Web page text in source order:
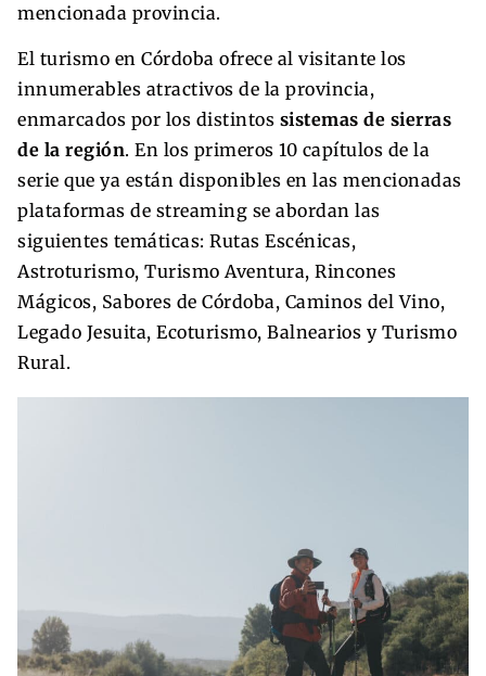
mencionada provincia.
El turismo en Córdoba ofrece al visitante los
innumerables atractivos de la provincia,
enmarcados por los distintos sistemas de sierras
de la región. En los primeros 10 capítulos de la
serie que ya están disponibles en las mencionadas
plataformas de streaming se abordan las
siguientes temáticas: Rutas Escénicas,
Astroturismo, Turismo Aventura, Rincones
Mágicos, Sabores de Córdoba, Caminos del Vino,
Legado Jesuita, Ecoturismo, Balnearios y Turismo
Rural.